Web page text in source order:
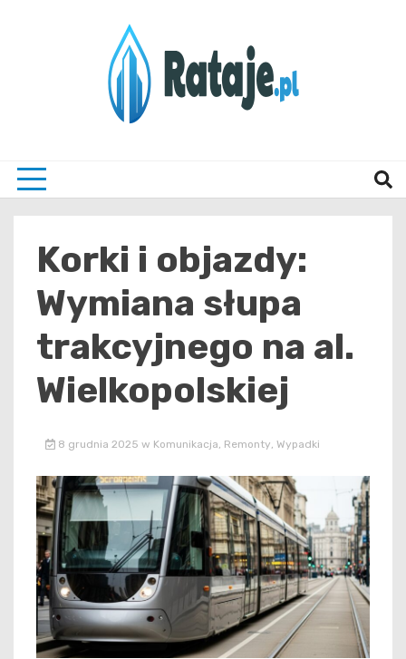
Korki i objazdy:
Wymiana słupa
trakcyjnego na al.
Wielkopolskiej
8 grudnia 2025 w Komunikacja, Remonty, Wypadki